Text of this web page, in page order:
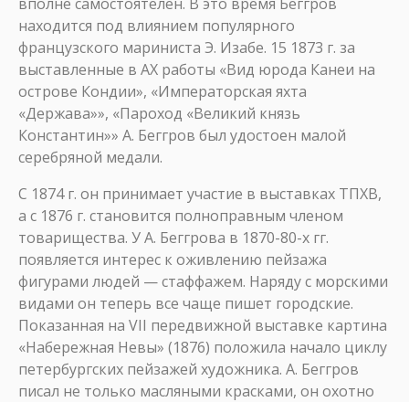
находится под влиянием популярного
французского мариниста Э. Изабе. 15 1873 г. за
выставленные в АХ работы «Вид юрода Канеи на
острове Кондии», «Императорская яхта
«Держава»», «Пароход «Великий князь
Константин»» А. Беггров был удостоен малой
серебряной медали.
С 1874 г. он принимает участие в выставках ТПХВ,
а с 1876 г. становится полноправным членом
товарищества. У А. Беггрова в 1870-80-х гг.
появляется интерес к оживлению пейзажа
фигурами людей — стаффажем. Наряду с морскими
видами он теперь все чаще пишет городские.
Показанная на VII передвижной выставке картина
«Набережная Невы» (1876) положила начало циклу
петербургских пейзажей художника. А. Беггров
писал не только масляными красками, он охотно